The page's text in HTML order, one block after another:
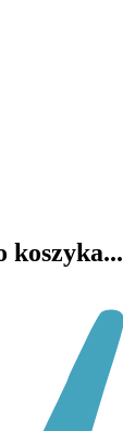
koszyka...